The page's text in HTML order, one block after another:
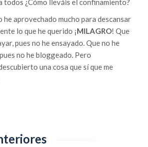
todos ¿Cómo lleváis el confinamiento?
he aprovechado mucho para descansar
lo que he querido ¡MILAGRO! Que
pues no he ensayado. Que no he
no he bloggeado. Pero
una cosa que sí que me